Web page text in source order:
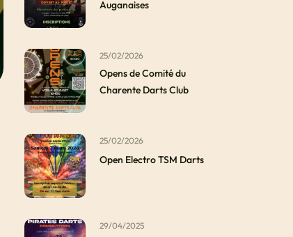
Auganaises
25/02/2026
Opens de Comité du
Charente Darts Club
25/02/2026
Open Electro TSM Darts
29/04/2025